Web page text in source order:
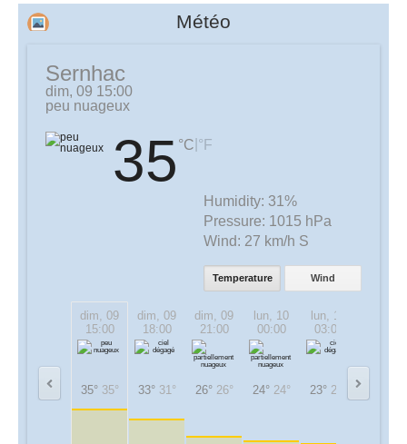
Météo
Sernhac
dim, 09 15:00
peu nuageux
35 °C °F
Humidity: 31%
Pressure: 1015 hPa
Wind: 27 km/h S
Temperature Wind
dim, 09
15:00
35° 35°
dim, 09
18:00
33° 31°
dim, 09
21:00
26° 26°
lun, 10
00:00
24° 24°
lun, 10
03:00
23° 23°